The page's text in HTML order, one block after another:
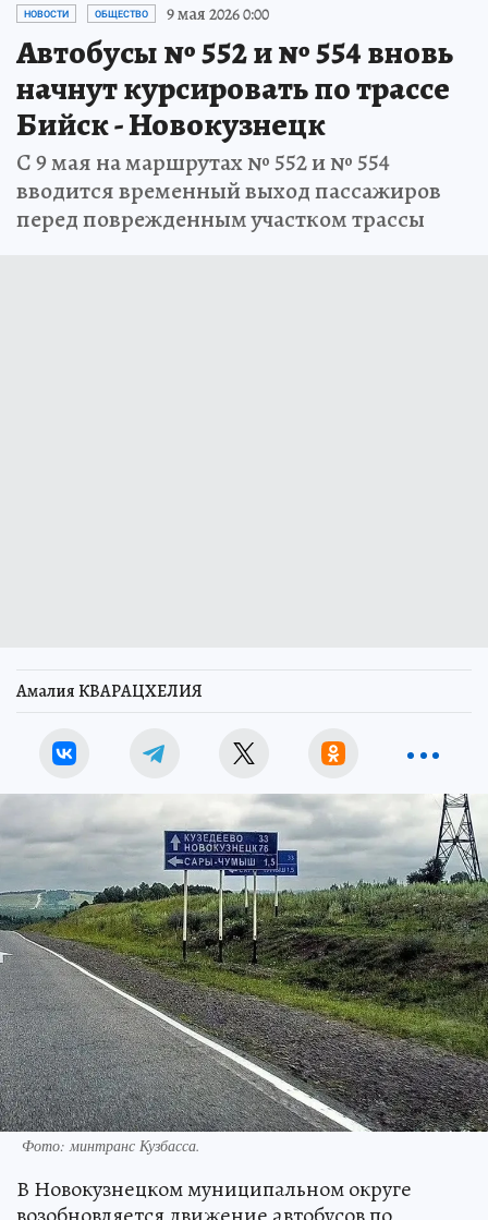
НОВОСТИ ОБЩЕСТВО 9 мая 2026 0:00
Автобусы № 552 и № 554 вновь
начнут курсировать по трассе
Бийск - Новокузнецк
С 9 мая на маршрутах № 552 и № 554
вводится временный выход пассажиров
перед поврежденным участком трассы
Амалия КВАРАЦХЕЛИЯ
Фото: минтранс Кузбасса.
В Новокузнецком муниципальном округе